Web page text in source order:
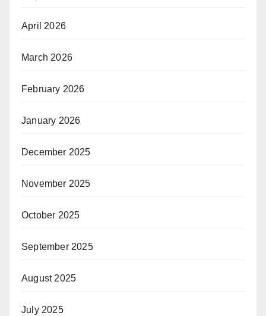
April 2026
March 2026
February 2026
January 2026
December 2025
November 2025
October 2025
September 2025
August 2025
July 2025